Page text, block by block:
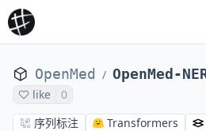
OpenMed /
like
0
序列标注
Transformers